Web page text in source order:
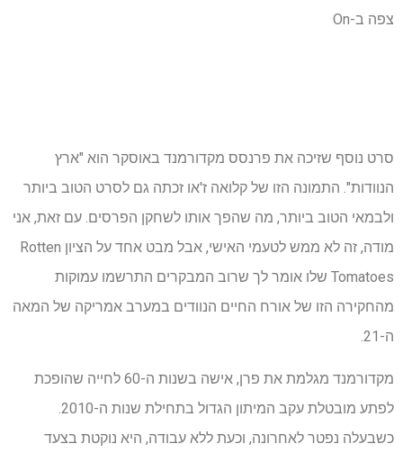
צפה ב-On
סרט נוסף שזיכה את פרנסס מקדורמנד באוסקר הוא "ארץ
הנוודות". התמונה הזו של קלואה ז'או זכתה גם לסרט הטוב ביותר
ולבמאי הטוב ביותר, מה שהפך אותו לשחקן הפרסים. עם זאת, אני
מודה, זה לא ממש לטעמי האישי, אבל מבט אחד על הציון Rotten
Tomatoes שלו אומר לך שרוב המבקרים התרשמו עמוקות
מהחקירה הזו של אורח החיים הנוודים במערב אמריקה של המאה
ה-21.
מקדורמנד מגלמת את פרן, אישה בשנות ה-60 לחייה שהופכת
לפתע מובטלת עקב המיתון הגדול בתחילת שנות ה-2010.
כשבעלה נפטר לאחרונה, וכעת ללא עבודה, היא נוקטת בצעד